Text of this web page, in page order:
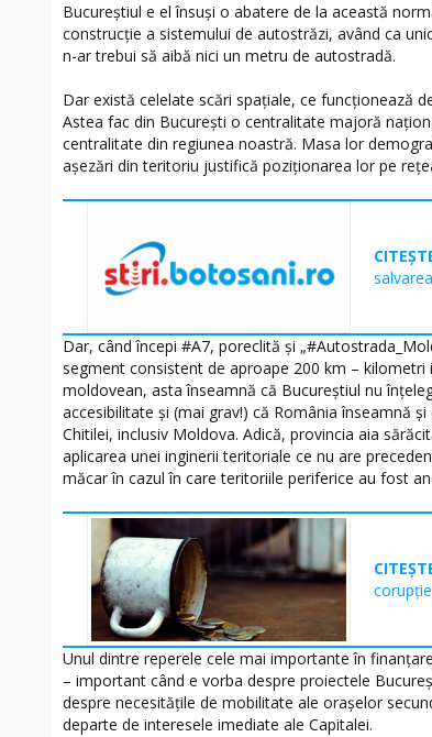
Bucureştiul e el însuşi o abatere de la această
construcţie a sistemului de autostrăzi, având ca
n-ar trebui să aibă nici un metru de autostradă.
Dar există celelate scări spaţiale, ce funcţionează
Astea fac din Bucureşti o centralitate majoră
centralitate din regiunea noastră. Masa lor
aşezări din teritoriu justifică poziţionarea lor pe
Dar, când începi #A7, poreclită şi
segment consistent de aproape 200 km –
moldovean, asta înseamnă că Bucureştiul nu
accesibilitate şi (mai grav!) că România înseamnă
Chitilei, inclusiv Moldova. Adică, provincia aia
aplicarea unei inginerii teritoriale ce nu are
măcar în cazul în care teritoriile periferice au fost
Unul dintre reperele cele mai importante în
– important când e vorba despre proiectele
despre necesităţile de mobilitate ale oraşelor
departe de interesele imediate ale Capitalei.